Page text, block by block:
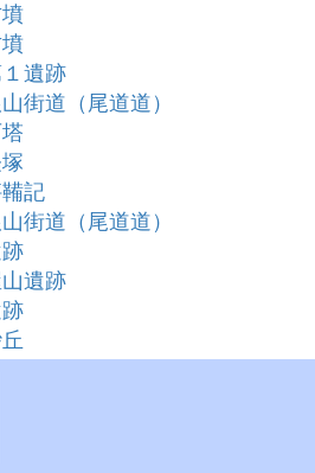
遺跡
街道（尾道道）
記
街道（尾道道）
遺跡
墳群
キ免遺跡出土品
墳
墳